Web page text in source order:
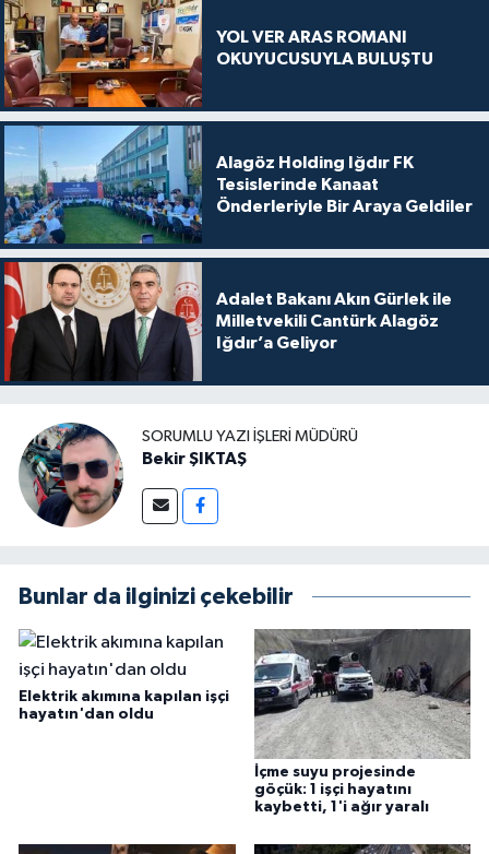
YOL VER ARAS ROMANI
OKUYUCUSUYLA BULUŞTU
Alagöz Holding Iğdır FK
Tesislerinde Kanaat
Önderleriyle Bir Araya Geldiler
Adalet Bakanı Akın Gürlek ile
Milletvekili Cantürk Alagöz
Iğdır’a Geliyor
SORUMLU YAZI İŞLERI MÜDÜRÜ
Bekir ŞIKTAŞ
Bunlar da ilginizi çekebilir
Elektrik akımına kapılan işçi
hayatın'dan oldu
İçme suyu projesinde
göçük: 1 işçi hayatını
kaybetti, 1'i ağır yaralı